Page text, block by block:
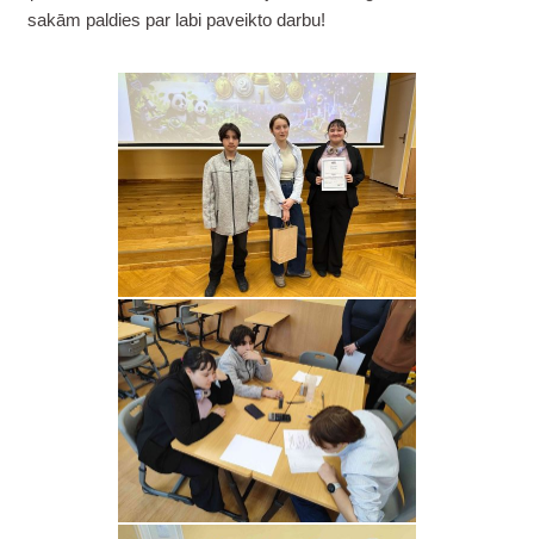
sakām paldies par labi paveikto darbu!